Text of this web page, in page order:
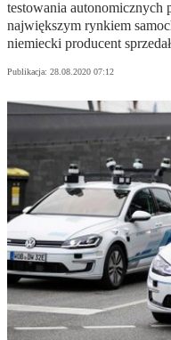
testowania autonomicznych
największym rynkiem
niemiecki producent
Publikacja: 28.08.2020 07:12